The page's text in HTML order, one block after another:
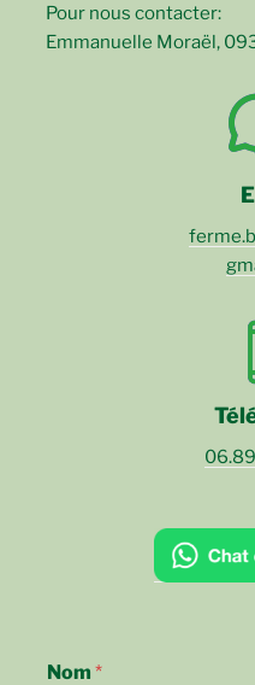
Pour nous contacter:
Emmanuelle Moraël,
Nom *